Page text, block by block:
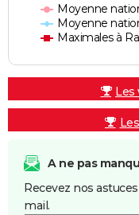
Moyenne
Moyenne
Maximales à
Les
A ne pas
Recevez nos
mail.